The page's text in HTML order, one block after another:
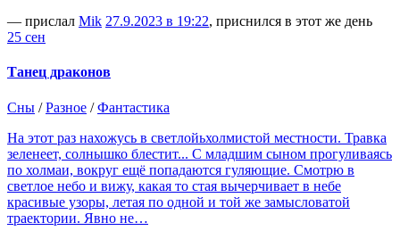
— прислал Mik 27.9.2023 в 19:22, приснился в этот же день
25 сен
Танец драконов
Сны /Разное /Фантастика
На этот раз нахожусь в светлойьхолмистой местности. Травка
зеленеет, солнышко блестит... С младшим сыном прогуливаясь
по холмаи, вокруг ещё попадаются гуляющие. Смотрю в
светлое небо и вижу, какая то стая вычерчивает в небе
красивые узоры, летая по одной и той же замысловатой
траектории. Явно не…